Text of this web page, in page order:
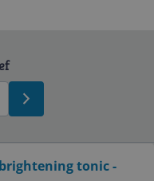
tonic -